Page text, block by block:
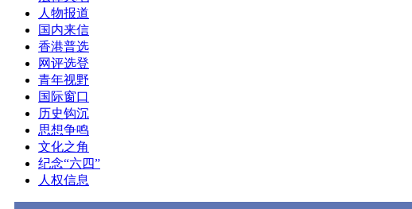
人物报道
国内来信
香港普选
网评选登
青年视野
国际窗口
历史钩沉
思想争鸣
文化之角
纪念“六四”
人权信息